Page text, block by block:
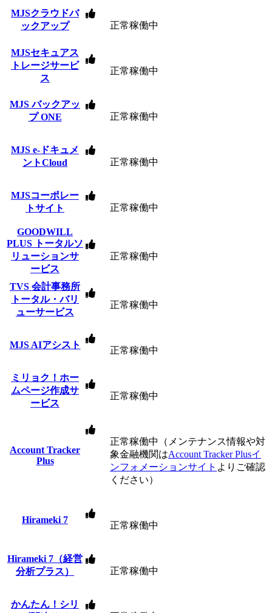
MJSクラウドバ
ックアップ
正常稼働中
MJSセキュアス
トレージサービ
ス
正常稼働中
MJS バックアッ
プ ONE
正常稼働中
MJS e-ドキュメ
ントCloud
正常稼働中
MJSコーポレー
トサイト
正常稼働中
GOODWILL
PLUS トータルソ
リューションサ
ービス
正常稼働中
TVS 会計事務所
トータル・バリ
ューサービス
正常稼働中
MJS AIアシスト
正常稼働中
ミリョク！ホー
ムページ作成サ
ービス
正常稼働中
Account Tracker
Plus
正常稼働中（メンテナンス情報や対
象金融機関はAccount Tracker Plusイ
ンフォメーションサイト よりご確認
ください）
Hirameki 7
正常稼働中
Hirameki 7（経営
分析プラス）
正常稼働中
かんたん！シリ